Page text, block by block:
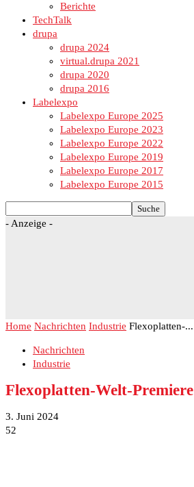
Berichte
TechTalk
drupa
drupa 2024
virtual.drupa 2021
drupa 2020
drupa 2016
Labelexpo
Labelexpo Europe 2025
Labelexpo Europe 2023
Labelexpo Europe 2022
Labelexpo Europe 2019
Labelexpo Europe 2017
Labelexpo Europe 2015
- Anzeige -
Home Nachrichten Industrie Flexoplatten-...
Nachrichten
Industrie
Flexoplatten-Welt-Premiere
3. Juni 2024
52